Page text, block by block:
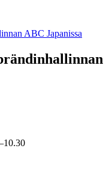
ABC Japanissa